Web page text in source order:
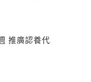
推廣認養代